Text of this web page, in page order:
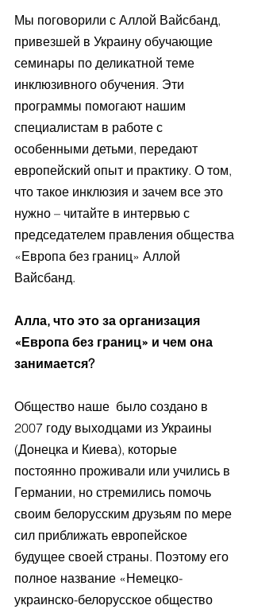
Мы поговорили с Аллой Вайсбанд,
привезшей в Украину обучающие
семинары по деликатной теме
инклюзивного обучения. Эти
программы помогают нашим
специалистам в работе с
особенными детьми, передают
европейский опыт и практику. О том,
что такое инклюзия и зачем все это
нужно – читайте в интервью с
председателем правления общества
«Европа без границ» Аллой
Вайсбанд.
Алла, что это за организация
«Европа без границ» и чем она
занимается?
Общество наше  было создано в
2007 году выходцами из Украины
(Донецка и Киева), которые
постоянно проживали или учились в
Германии, но стремились помочь
своим белорусским друзьям по мере
сил приближать европейское
будущее своей страны. Поэтому его
полное название «Немецко-
украинско-белорусское общество